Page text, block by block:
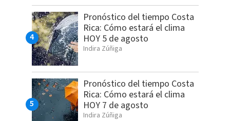
Pronóstico del tiempo Costa
Rica: Cómo estará el clima
HOY 5 de agosto
Indira Zúñiga
Pronóstico del tiempo Costa
Rica: Cómo estará el clima
HOY 7 de agosto
Indira Zúñiga